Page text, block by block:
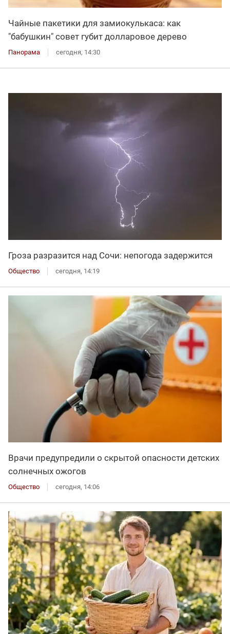
Чайные пакетики для замиокулькаса: как
"бабушкин" совет губит долларовое дерево
Панорама сегодня, 14:30
Гроза разразится над Сочи: непогода задержится
Общество сегодня, 14:19
Врачи предупредили о скрытой опасности детских
солнечных ожогов
Общество сегодня, 14:06